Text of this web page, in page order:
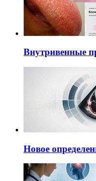
Внутривенные
Новое